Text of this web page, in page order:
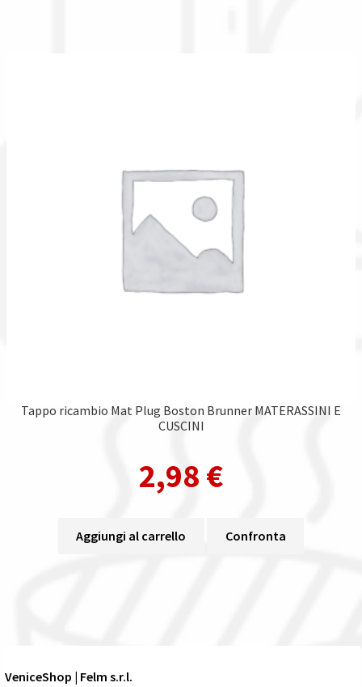
Tappo ricambio Mat Plug Boston Brunner MATERASSINI E
CUSCINI
2,98 €
Aggiungi al carrello Confronta
VeniceShop | Felm s.r.l.